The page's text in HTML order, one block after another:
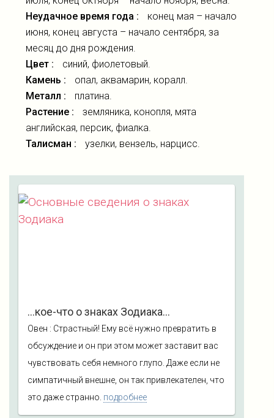
Неудачное время года :
конец мая – начало
июня, конец августа – начало сентября, за
месяц до дня рождения.
Цвет :
синий, фиолетовый.
Камень :
опал, аквамарин, коралл.
Металл :
платина.
Растение :
земляника, конопля, мята
английская, персик, фиалка.
Талисман :
узелки, вензель, нарцисс.
…кое-что о знаках Зодиака…
Овен : Страстный! Ему всё нужно превратить в
обсуждение и он при этом может заставит вас
чувствовать себя немного глупо. Даже если не
симпатичный внешне, он так привлекателен, что
это даже странно. подробнее